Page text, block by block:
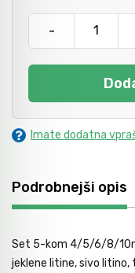
-
Imate dodatna
Podrobnejši opis
Set 5-kom 4/5/6/8/
jeklene litine, sivo
Zaščitna
Svetila
Krivilci